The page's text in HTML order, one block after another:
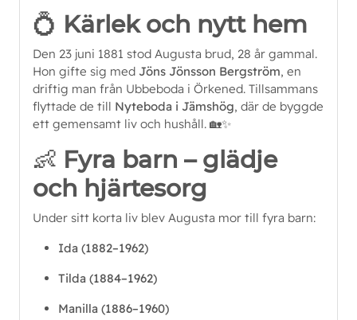
💍 Kärlek och nytt hem
Den 23 juni 1881 stod Augusta brud, 28 år gammal.
Hon gifte sig med Jöns Jönsson Bergström, en
driftig man från Ubbeboda i Örkened. Tillsammans
flyttade de till Nyteboda i Jämshög, där de byggde
ett gemensamt liv och hushåll. 🏡✨
👶 Fyra barn – glädje
och hjärtesorg
Under sitt korta liv blev Augusta mor till fyra barn:
Ida (1882–1962)
Tilda (1884–1962)
Manilla (1886–1960)